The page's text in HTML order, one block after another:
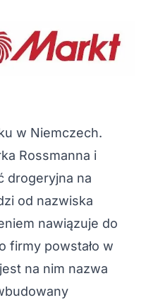
w Niemczech.
Rossmanna i
drogeryjna na
od nazwiska
nawiązuje do
firmy powstało w
na nim nazwa